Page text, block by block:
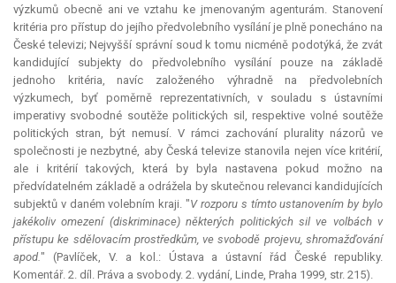
výzkumů obecně ani ve vztahu ke jmenovaným agenturám. Stanovení
kritéria pro přístup do jejího předvolebního vysílání je plně ponecháno na
České televizi; Nejvyšší správní soud k tomu nicméně podotýká, že zvát
kandidující subjekty do předvolebního vysílání pouze na základě
jednoho kritéria, navíc založeného výhradně na předvolebních
výzkumech, byť poměrně reprezentativních, v souladu s ústavními
imperativy svobodné soutěže politických sil, respektive volné soutěže
politických stran, být nemusí. V rámci zachování plurality názorů ve
společnosti je nezbytné, aby Česká televize stanovila nejen více kritérií,
ale i kritérií takových, která by byla nastavena pokud možno na
předvídatelném základě a odrážela by skutečnou relevanci kandidujících
subjektů v daném volebním kraji. "V rozporu s tímto ustanovením by bylo
jakékoliv omezení (diskriminace) některých politických sil ve volbách v
přístupu ke sdělovacím prostředkům, ve svobodě projevu, shromažďování
apod." (Pavlíček, V. a kol.: Ústava a ústavní řád České republiky.
Komentář. 2. díl. Práva a svobody. 2. vydání, Linde, Praha 1999, str. 215).